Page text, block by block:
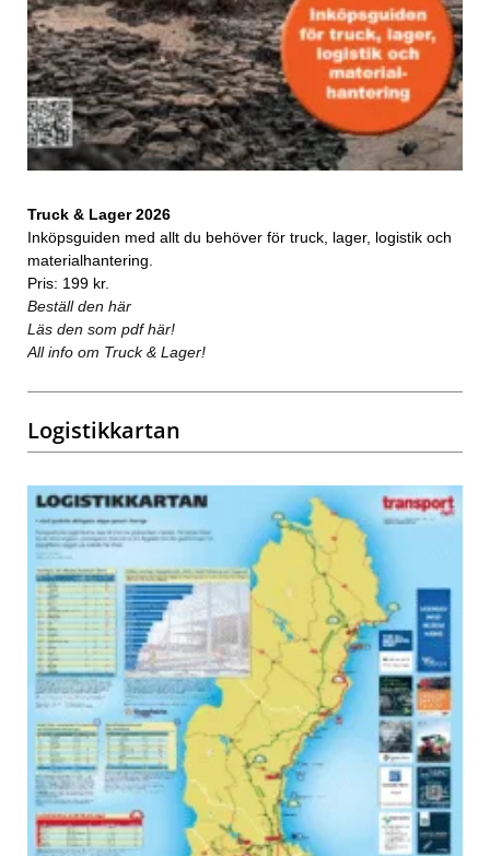
Truck & Lager 2026
Inköpsguiden med allt du behöver för truck, lager, logistik och
materialhantering.
Pris: 199 kr.
Beställ den här
Läs den som pdf här!
All info om Truck & Lager!
Logistikkartan